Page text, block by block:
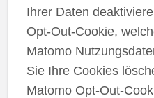
Ihrer Daten
Opt-Out-Cookie,
Matomo
Sie Ihre Cookies
Matomo Opt-Out-